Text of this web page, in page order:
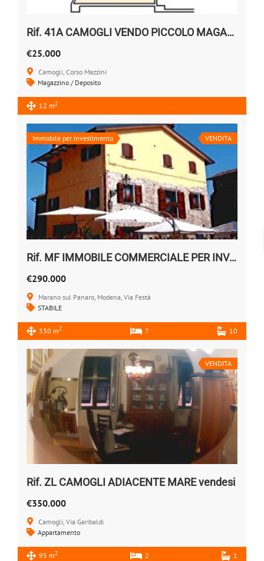
Rif. 41A CAMOGLI VENDO PICCOLO MAGAZZINO
€25.000
Camogli, Corso Mazzini
Magazzino / Deposito
12 m2
Immobile per investimento VENDITA
Rif. MF IMMOBILE COMMERCIALE PER INVESTIMENTO
€290.000
Marano sul Panaro, Modena, Via Festà
STABILE
330 m2 7 10
VENDITA
Rif. ZL CAMOGLI ADIACENTE MARE vendesi
€350.000
Camogli, Via Garibaldi
Appartamento
95 m2 2 1